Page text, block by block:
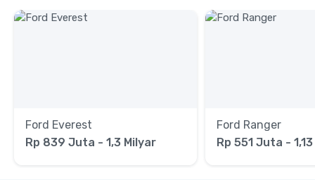
Ford Everest
Rp 839 Juta - 1,3 Milyar
Ford Ranger
Rp 551 Juta -